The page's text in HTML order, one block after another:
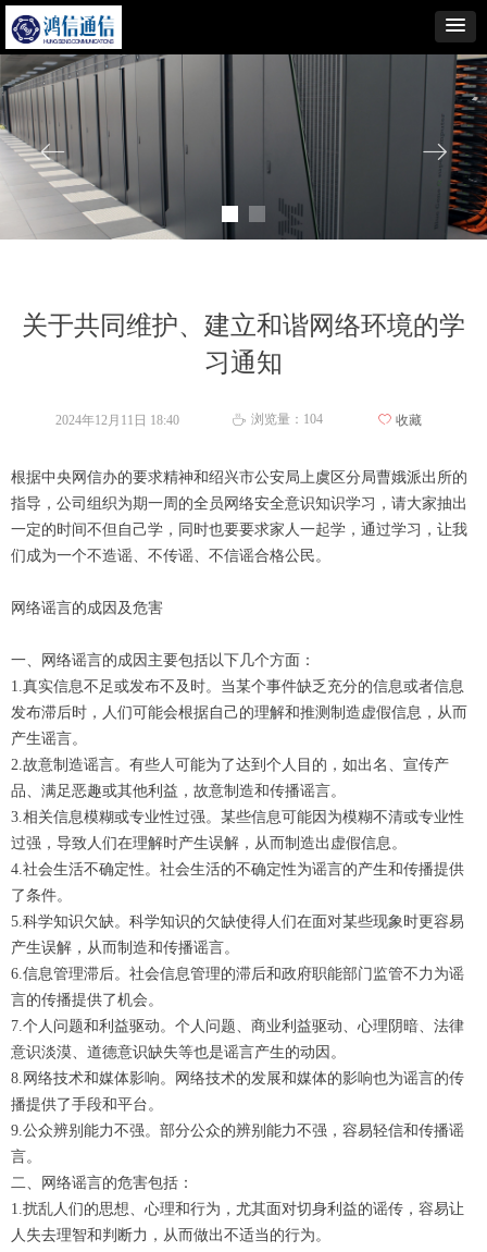
ꂃ ꁹ
关于共同维护、建立和谐网络环境的学
习通知
根据中央网信办的要求精神和绍兴市公安局上虞区分局曹娥派出所的
指导，公司组织为期一周的全员网络安全意识知识学习，请大家抽出
一定的时间不但自己学，同时也要要求家人一起学，通过学习，让我
们成为一个不造谣、不传谣、不信谣合格公民。
网络谣言的成因及危害
一、网络谣言的成因主要包括以下几个方面：
1.真实信息不足或发布不及时。当某个事件缺乏充分的信息或者信息
发布滞后时，人们可能会根据自己的理解和推测制造虚假信息，从而
产生谣言。
2.故意制造谣言。有些人可能为了达到个人目的，如出名、宣传产
品、满足恶趣或其他利益，故意制造和传播谣言。
3.相关信息模糊或专业性过强。某些信息可能因为模糊不清或专业性
过强，导致人们在理解时产生误解，从而制造出虚假信息。
4.社会生活不确定性。社会生活的不确定性为谣言的产生和传播提供
了条件。
5.科学知识欠缺。科学知识的欠缺使得人们在面对某些现象时更容易
产生误解，从而制造和传播谣言。
6.信息管理滞后。社会信息管理的滞后和政府职能部门监管不力为谣
言的传播提供了机会。
7.个人问题和利益驱动。个人问题、商业利益驱动、心理阴暗、法律
意识淡漠、道德意识缺失等也是谣言产生的动因。
8.网络技术和媒体影响。网络技术的发展和媒体的影响也为谣言的传
播提供了手段和平台。
9.公众辨别能力不强。部分公众的辨别能力不强，容易轻信和传播谣
言。
二、网络谣言的危害包括：
1.扰乱人们的思想、心理和行为，尤其面对切身利益的谣传，容易让
人失去理智和判断力，从而做出不适当的行为。
2024年12月11日 18:40 ꄘ 浏览量： 104 ꄀ 收藏